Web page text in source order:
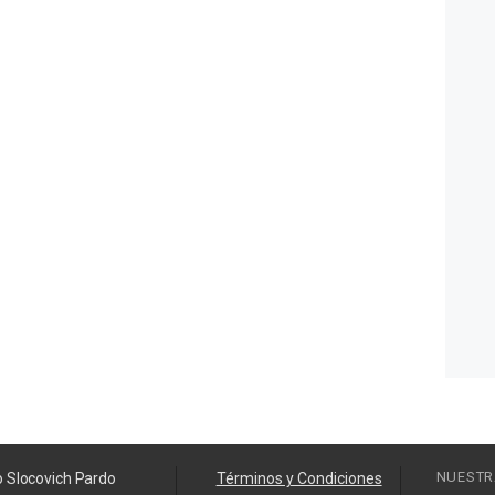
Slocovich Pardo Términos y Condiciones